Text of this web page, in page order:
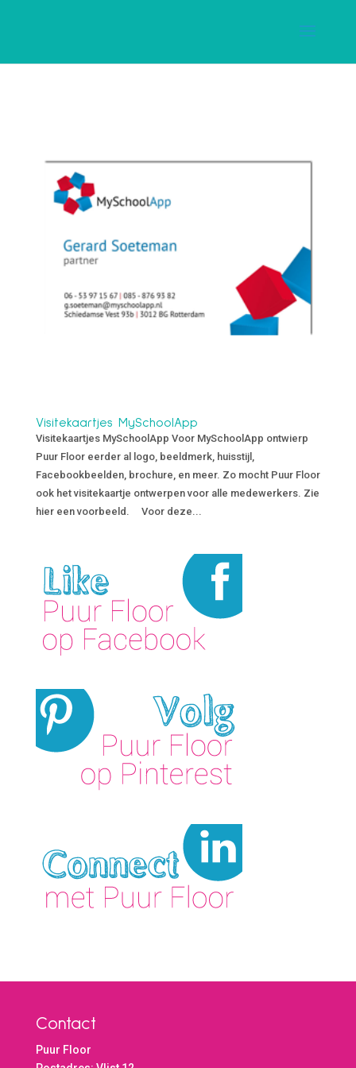
Visitekaartjes MySchoolApp
Visitekaartjes MySchoolApp Voor MySchoolApp ontwierp
Puur Floor eerder al logo, beeldmerk, huisstijl,
Facebookbeelden, brochure, en meer. Zo mocht Puur Floor
ook het visitekaartje ontwerpen voor alle medewerkers. Zie
hier een voorbeeld. Voor deze...
Contact
Puur Floor